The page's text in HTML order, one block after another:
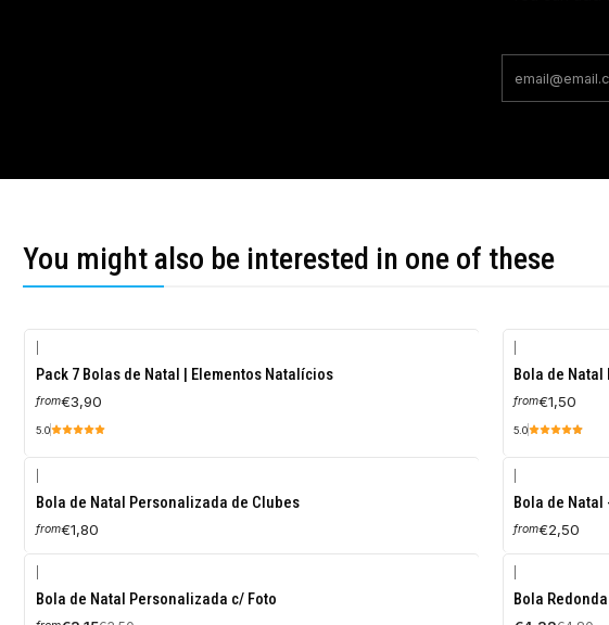
You might also be interested in one of these
Pack 7 Bolas de Natal | Elementos Natalícios
from€3,90
5.0
Bola de Natal
from€1,50
5.0
Bola de Natal Personalizada de Clubes
from€1,80
Bola de Natal
from€2,50
-10%
OFF
Bola de Natal Personalizada c/ Foto
-10%
OFF
Bola